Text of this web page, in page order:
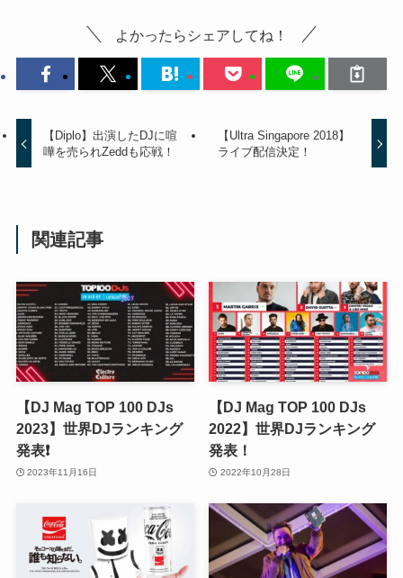
よかったらシェアしてね！
【Diplo】出演したDJに喧
嘩を売られZeddも応戦！
【Ultra Singapore 2018】
ライブ配信決定！
関連記事
【DJ Mag TOP 100 DJs
2023】世界DJランキング
発表❗️
2023年11月16日
【DJ Mag TOP 100 DJs
2022】世界DJランキング
発表！
2022年10月28日